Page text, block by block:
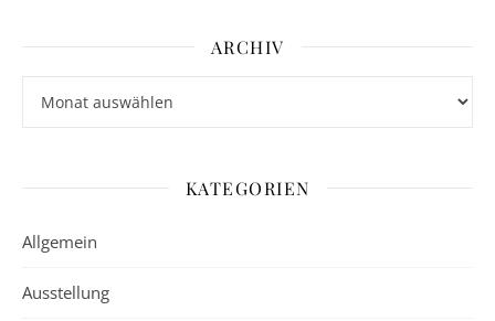
ARCHIV
KATEGORIEN
Allgemein
Ausstellung